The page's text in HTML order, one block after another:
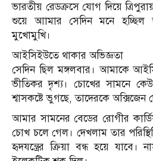
ভারতীয় রেডক্রসে যোগ দিয়ে
শুয়ে আামার সেদিন মনে
মুখোমুখি।
আইসিইউতে থাকার অভিজ্ঞতা
সেদিন ছিল মঙ্গলবার। আমাকে
ভীতিকর দৃশ্য। চোখের সামনে কেউ
শ্বাসকষ্টে ভুগছে, তাদেরকে অক্সিজেন
আমার সামনের বেডের রোগীর
চোখ চলে গেল। দেখলাম তার
হৃদযন্ত্রের ক্রিয়া বন্ধ হয়ে যাবে।